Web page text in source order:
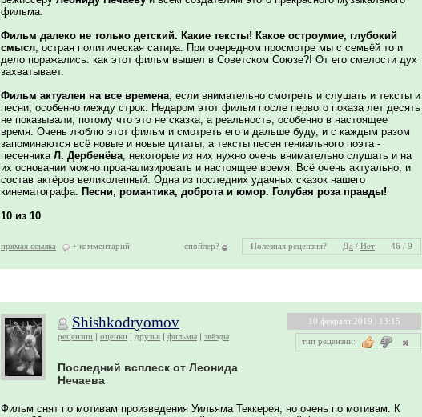
фильма.
Фильм далеко не только детский. Какие тексты! Какое остроумие, глубокий
смысл, острая политическая сатира. При очередном просмотре мы с семьёй то и
дело поражались: как этот фильм вышел в Советском Союзе?! От его смелости дух
захватывает.
Фильм актуален на все времена, если внимательно смотреть и слушать и тексты и
песни, особенно между строк. Недаром этот фильм после первого показа лет десять
не показывали, потому что это не сказка, а реальность, особенно в настоящее
время. Очень люблю этот фильм и смотреть его и дальше буду, и с каждым разом
запоминаются всё новые и новые цитаты, а тексты песен гениального поэта -
песенника Л. Дербенёва, некоторые из них нужно очень внимательно слушать и на
их основании можно проанализировать и настоящее время. Всё очень актуально, и
состав актёров великолепный. Одна из последних удачных сказок нашего
кинематографа. Песни, романтика, доброта и юмор. Голубая роза правды!
10 из 10
прямая ссылка + комментарий Полезная рецензия?
спойлер? Да / Нет 46 / 9
Shishkodryomov
рецензии оценки друзья фильмы звёзды
Последний всплеск от Леонида
Нечаева
Фильм снят по мотивам произведения Уильяма Теккерея, но очень по мотивам. К
10 февраля 2019 | 13:15
тип рецензии: